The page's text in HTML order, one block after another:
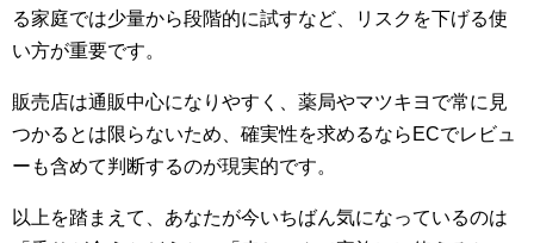
る家庭では少量から段階的に試すなど、リスクを下げる使
い方が重要です。
販売店は通販中心になりやすく、薬局やマツキヨで常に見
つかるとは限らないため、確実性を求めるならECでレビュ
ーも含めて判断するのが現実的です。
以上を踏まえて、あなたが今いちばん気になっているのは